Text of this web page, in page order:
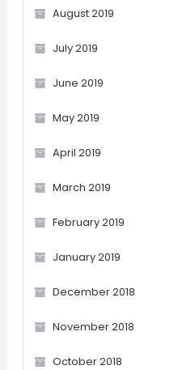
August 2019
July 2019
June 2019
May 2019
April 2019
March 2019
February 2019
January 2019
December 2018
November 2018
October 2018